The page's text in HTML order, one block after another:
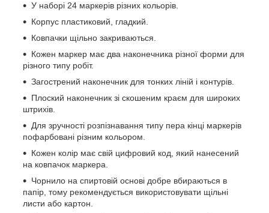
У наборі 24 маркерів різних кольорів.
Корпус пластиковий, гладкий.
Ковпачки щільно закриваються.
Кожен маркер має два наконечника різної форми для
різного типу робіт.
Загострений наконечник для тонких ліній і контурів.
Плоский наконечник зі скошеним краєм для широких
штрихів.
Для зручності розпізнавання типу пера кінці маркерів
пофарбовані різним кольором.
Кожен колір має свій цифровий код, який нанесений
на ковпачок маркера.
Чорнило на спиртовій основі добре вбираються в
папір, тому рекомендується використовувати щільні
листи або картон.